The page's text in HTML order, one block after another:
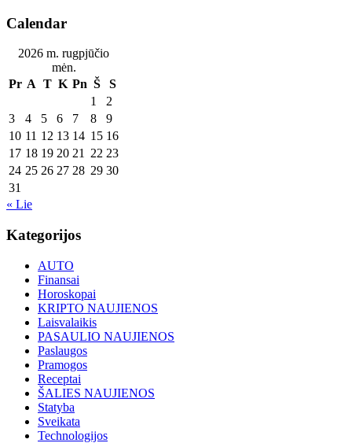
Calendar
2026 m. rugpjūčio
mėn.
Pr A T K Pn Š
S
1
2
3
4 5 6 7 8
9
10 11 12 13 14 15 16
17 18 19 20 21 22 23
24 25 26 27 28 29 30
31
« Lie
Kategorijos
AUTO
Finansai
Horoskopai
KRIPTO NAUJIENOS
Laisvalaikis
PASAULIO NAUJIENOS
Paslaugos
Pramogos
Receptai
ŠALIES NAUJIENOS
Statyba
Sveikata
Technologijos